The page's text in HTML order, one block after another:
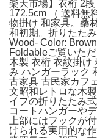
楽天市場】衣桁 2
172.5cm （ 送料無
物掛け 和家具。桑
和初期。折りたた
Wood- Color:
Foldableご覧いた
木製 衣桁 衣紋掛け
み ハンガーラック
古家具 古民家カ
文昭和レトロな木
イプの折りたたみ
コートハンガーや
上部にはフックが
けられる実用的な